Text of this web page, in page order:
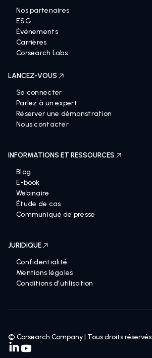
Nos partenaires
ESG
Événements
Carrières
Corsearch Labs
LANCEZ-VOUS
Se connecter
Parlez à un expert
Réserver une démonstration
Nous contacter
INFORMATIONS ET RESSOURCES
Blog
E-book
Webinaire
Étude de cas
Communiqué de presse
JURIDIQUE
Confidentialité
Mentions légales
Conditions d'utilisation
© Corsearch Company | Tous droits réservés